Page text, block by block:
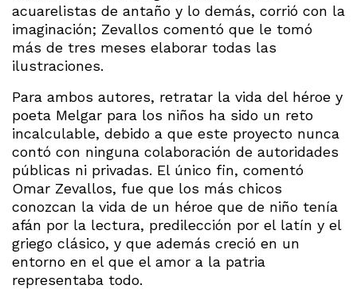
acuarelistas de antaño y lo demás, corrió con la
imaginación; Zevallos comentó que le tomó
más de tres meses elaborar todas las
ilustraciones.
Para ambos autores, retratar la vida del héroe y
poeta Melgar para los niños ha sido un reto
incalculable, debido a que este proyecto nunca
contó con ninguna colaboración de autoridades
públicas ni privadas. El único fin, comentó
Omar Zevallos, fue que los más chicos
conozcan la vida de un héroe que de niño tenía
afán por la lectura, predilección por el latín y el
griego clásico, y que además creció en un
entorno en el que el amor a la patria
representaba todo.